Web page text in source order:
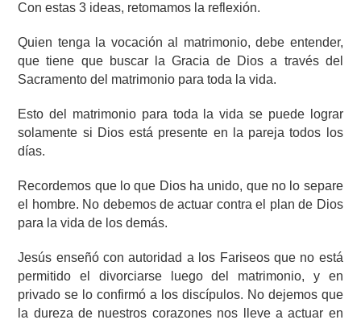
Con estas 3 ideas, retomamos la reflexión.
Quien tenga la vocación al matrimonio, debe entender,
que tiene que buscar la Gracia de Dios a través del
Sacramento del matrimonio para toda la vida.
Esto del matrimonio para toda la vida se puede lograr
solamente si Dios está presente en la pareja todos los
días.
Recordemos que lo que Dios ha unido, que no lo separe
el hombre. No debemos de actuar contra el plan de Dios
para la vida de los demás.
Jesús enseñó con autoridad a los Fariseos que no está
permitido el divorciarse luego del matrimonio, y en
privado se lo confirmó a los discípulos. No dejemos que
la dureza de nuestros corazones nos lleve a actuar en